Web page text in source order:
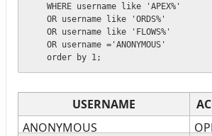
    WHERE username like 'APEX%'
    OR username like 'ORDS%'
    OR username like 'FLOWS%'
    OR username ='ANONYMOUS'
    order by 1;
USERNAME
ANONYMOUS